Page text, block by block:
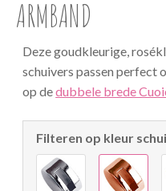
ARMBAND
Deze goudkleurige,
schuivers passen perfect
op dedubbele brede
Filteren op kleur